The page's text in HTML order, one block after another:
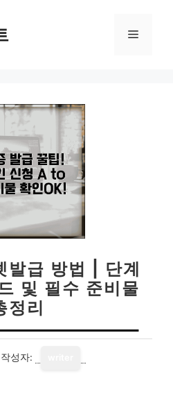
메
발급 방법 | 단계
및 필수 준비물
정리
작성자: